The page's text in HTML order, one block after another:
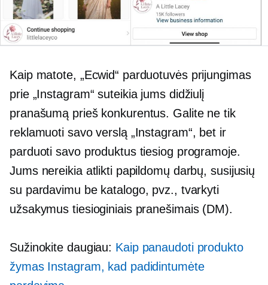
Kaip matote, „Ecwid“ parduotuvės prijungimas
prie „Instagram“ suteikia jums didžiulį
pranašumą prieš konkurentus. Galite ne tik
reklamuoti savo verslą „Instagram“, bet ir
parduoti savo produktus tiesiog programoje.
Jums nereikia atlikti papildomų darbų, susijusių
su pardavimu be katalogo, pvz., tvarkyti
užsakymus tiesioginiais pranešimais (DM).
Sužinokite daugiau: Kaip panaudoti produkto
žymas Instagram, kad padidintumėte